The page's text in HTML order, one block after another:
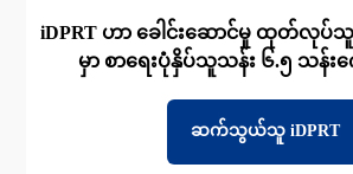
iDPRT ဟာ ခေါင်းဆောင်မှု ထုတ်လုပ်သူ
မှာ စာရေးပုံနှိပ်သူသန်း ၆.၅ သန်း
ဆက်သွယ်သူ iDPRT